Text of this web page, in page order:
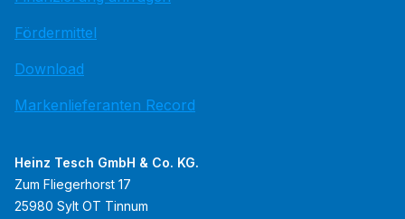
Fördermittel
Download
Markenlieferanten Record
Heinz Tesch GmbH & Co. KG.
Zum Fliegerhorst 17
25980 Sylt OT Tinnum